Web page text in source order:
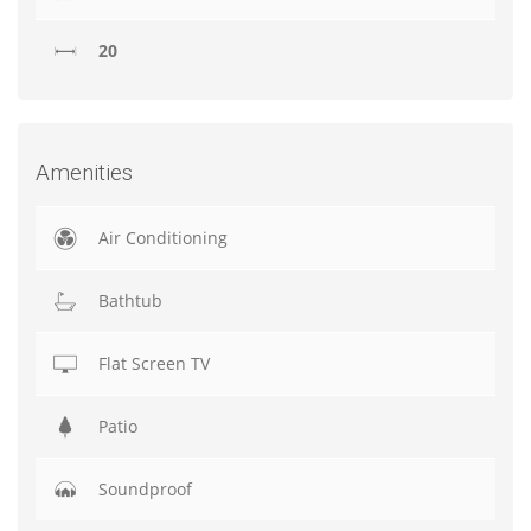
20
Amenities
Air Conditioning
Bathtub
Flat Screen TV
Patio
Soundproof